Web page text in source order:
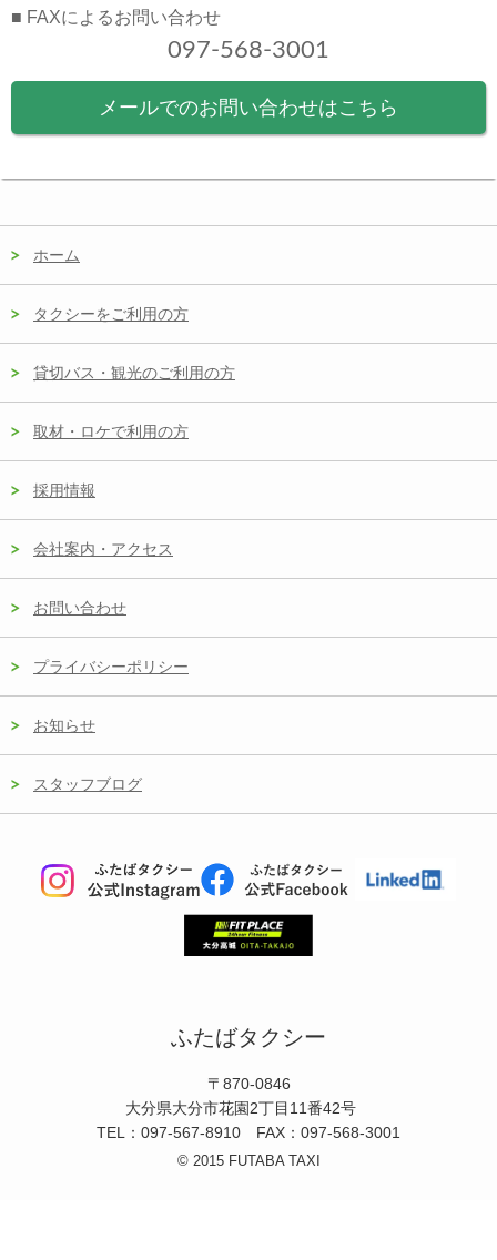
■ FAXによるお問い合わせ
097-568-3001
メールでのお問い合わせはこちら
ホーム
タクシーをご利用の方
貸切バス・観光のご利用の方
取材・ロケで利用の方
採用情報
会社案内・アクセス
お問い合わせ
プライバシーポリシー
お知らせ
スタッフブログ
ふたばタクシー
〒870-0846
大分県大分市花園2丁目11番42号
TEL：097-567-8910 FAX：097-568-3001
© 2015 FUTABA TAXI